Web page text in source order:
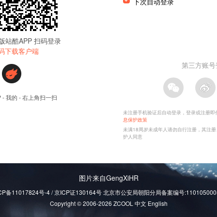
图片来自GengXiHR
备11017824号-4 / 京ICP证130164号 北京市公安局朝阳分局备案编号
Copyright © 2006-2026 ZCOOL 中文 English